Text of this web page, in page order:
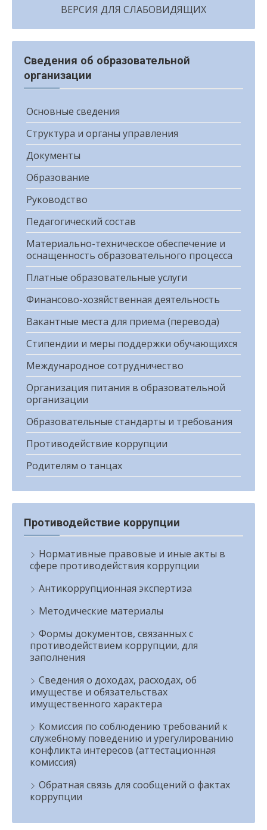
ВЕРСИЯ ДЛЯ СЛАБОВИДЯЩИХ
Сведения об образовательной
организации
Основные сведения
Структура и органы управления
Документы
Образование
Руководство
Педагогический состав
Материально-техническое обеспечение и
оснащенность образовательного процесса
Платные образовательные услуги
Финансово-хозяйственная деятельность
Вакантные места для приема (перевода)
Стипендии и меры поддержки обучающихся
Международное сотрудничество
Организация питания в образовательной
организации
Образовательные стандарты и требования
Противодействие коррупции
Родителям о танцах
Противодействие коррупции
Нормативные правовые и иные акты в
сфере противодействия коррупции
Антикоррупционная экспертиза
Методические материалы
Формы документов, связанных с
противодействием коррупции, для
заполнения
Сведения о доходах, расходах, об
имуществе и обязательствах
имущественного характера
Комиссия по соблюдению требований к
служебному поведению и урегулированию
конфликта интересов (аттестационная
комиссия)
Обратная связь для сообщений о фактах
коррупции